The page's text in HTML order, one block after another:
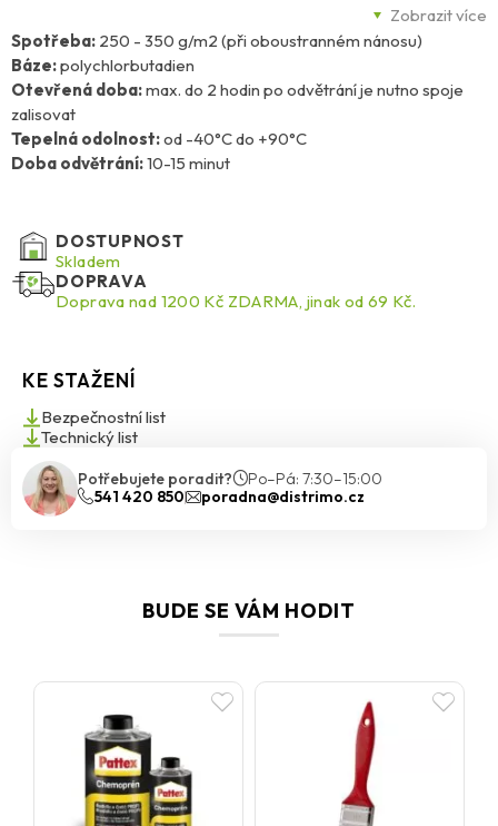
Zobrazit více
dřeva, plastů, gumy, kůže, plechu, skla,
korku a kartonu . U savých povrchů doporučujeme přednátěr
zředěným lepidlem.Nevhodné pro extrudovaný polystyren,
PE, PP, měkčené PVC a syntetickou kůži.
Spotřeba: 250 - 350 g/m2 (při oboustranném nánosu)
Báze:polychlorbutadien
Otevřená doba:max. do 2 hodin po odvětrání je nutno spoje
zalisovat
Tepelná odolnost:od -40°C do +90°C
Doba odvětrání:10-15 minut
DOSTUPNOST
Skladem
DOPRAVA
Doprava nad 1200 Kč ZDARMA, jinak od 69 Kč.
KE STAŽENÍ
Bezpečnostní list
Technický list
Potřebujete poradit?
Po–Pá: 7:30–15:00
541 420 850
poradna@distrimo.cz
BUDE SE VÁM HODIT